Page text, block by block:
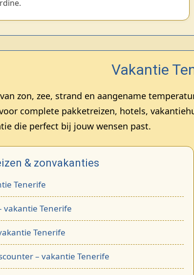
Vakantie
zon, zee, strand en aangename
complete pakketreizen, hotels,
die perfect bij jouw wensen past.
& zonvakanties
Tenerife
vakantie Tenerife
Tenerife
– vakantie Tenerife